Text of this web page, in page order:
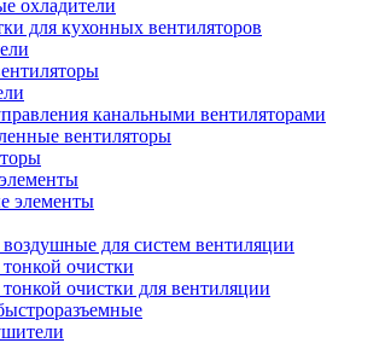
охладители
для кухонных вентиляторов
канальными вентиляторами
вентиляторы
элементы
для систем вентиляции
очистки
очистки для вентиляции